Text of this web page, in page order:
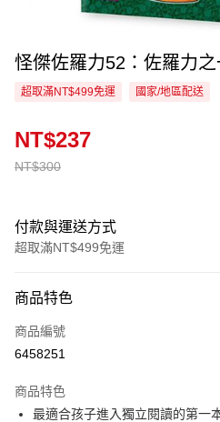
怪傑佐羅力52：佐羅力
超取滿NT$499免運 國家/地區配送
NT$300
NT$237
付款與運送方式
超取滿NT$499免運
信用卡一次付款
超商取貨付款
Apple Pay
商品特色
商品編號
6458251
商品特色
最適合孩子進入獨立閱讀的第一